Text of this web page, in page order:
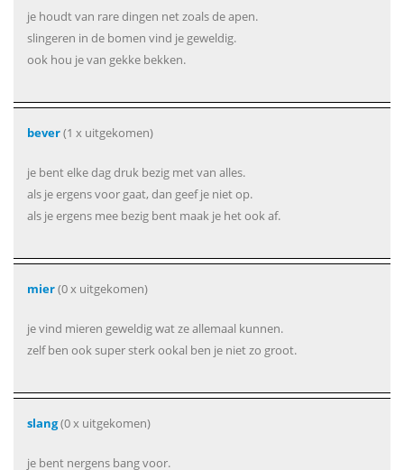
je houdt van rare dingen net zoals de apen.
slingeren in de bomen vind je geweldig.
ook hou je van gekke bekken.
bever(1 x uitgekomen)
je bent elke dag druk bezig met van alles.
als je ergens voor gaat, dan geef je niet op.
als je ergens mee bezig bent maak je het ook af.
mier(0 x uitgekomen)
je vind mieren geweldig wat ze allemaal kunnen.
zelf ben ook super sterk ookal ben je niet zo groot.
slang(0 x uitgekomen)
je bent nergens bang voor.